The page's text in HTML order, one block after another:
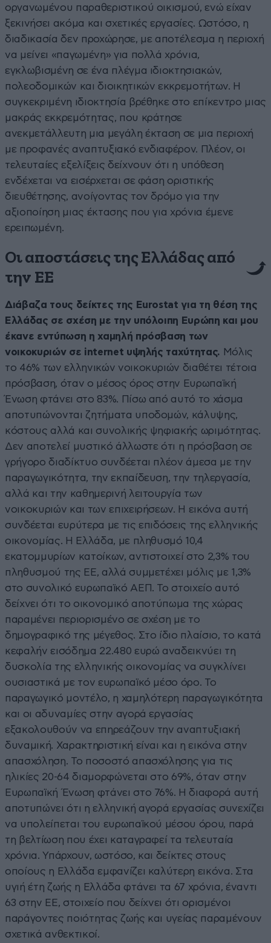
οργανωμένου παραθεριστικού οικισμού, ενώ είχαν
ξεκινήσει ακόμα και σχετικές εργασίες. Ωστόσο, η
διαδικασία δεν προχώρησε, με αποτέλεσμα η περιοχή
να μείνει «παγωμένη» για πολλά χρόνια,
εγκλωβισμένη σε ένα πλέγμα ιδιοκτησιακών,
πολεοδομικών και διοικητικών εκκρεμοτήτων. Η
συγκεκριμένη ιδιοκτησία βρέθηκε στο επίκεντρο μιας
μακράς εκκρεμότητας, που κράτησε
ανεκμετάλλευτη μια μεγάλη έκταση σε μια περιοχή
με προφανές αναπτυξιακό ενδιαφέρον. Πλέον, οι
τελευταίες εξελίξεις δείχνουν ότι η υπόθεση
ενδέχεται να εισέρχεται σε φάση οριστικής
διευθέτησης, ανοίγοντας τον δρόμο για την
αξιοποίηση μιας έκτασης που για χρόνια έμενε
ερειπωμένη.
Οι αποστάσεις της Ελλάδας από
την ΕΕ
Διάβαζα τους δείκτες της Eurostat για τη θέση της
Ελλάδας σε σχέση με την υπόλοιπη Ευρώπη και μου
έκανε εντύπωση η χαμηλή πρόσβαση των
νοικοκυριών σε internet υψηλής ταχύτητας. Μόλις
το 46% των ελληνικών νοικοκυριών διαθέτει τέτοια
πρόσβαση, όταν ο μέσος όρος στην Ευρωπαϊκή
Ένωση φτάνει στο 83%. Πίσω από αυτό το χάσμα
αποτυπώνονται ζητήματα υποδομών, κάλυψης,
κόστους αλλά και συνολικής ψηφιακής ωριμότητας.
Δεν αποτελεί μυστικό άλλωστε ότι η πρόσβαση σε
γρήγορο διαδίκτυο συνδέεται πλέον άμεσα με την
παραγωγικότητα, την εκπαίδευση, την τηλεργασία,
αλλά και την καθημερινή λειτουργία των
νοικοκυριών και των επιχειρήσεων. Η εικόνα αυτή
συνδέεται ευρύτερα με τις επιδόσεις της ελληνικής
οικονομίας. Η Ελλάδα, με πληθυσμό 10,4
εκατομμυρίων κατοίκων, αντιστοιχεί στο 2,3% του
πληθυσμού της ΕΕ, αλλά συμμετέχει μόλις με 1,3%
στο συνολικό ευρωπαϊκό ΑΕΠ. Το στοιχείο αυτό
δείχνει ότι το οικονομικό αποτύπωμα της χώρας
παραμένει περιορισμένο σε σχέση με το
δημογραφικό της μέγεθος. Στο ίδιο πλαίσιο, το κατά
κεφαλήν εισόδημα 22.480 ευρώ αναδεικνύει τη
δυσκολία της ελληνικής οικονομίας να συγκλίνει
ουσιαστικά με τον ευρωπαϊκό μέσο όρο. Το
παραγωγικό μοντέλο, η χαμηλότερη παραγωγικότητα
και οι αδυναμίες στην αγορά εργασίας
εξακολουθούν να επηρεάζουν την αναπτυξιακή
δυναμική. Χαρακτηριστική είναι και η εικόνα στην
απασχόληση. Το ποσοστό απασχόλησης για τις
ηλικίες 20-64 διαμορφώνεται στο 69%, όταν στην
Ευρωπαϊκή Ένωση φτάνει στο 76%. Η διαφορά αυτή
αποτυπώνει ότι η ελληνική αγορά εργασίας συνεχίζει
να υπολείπεται του ευρωπαϊκού μέσου όρου, παρά
τη βελτίωση που έχει καταγραφεί τα τελευταία
χρόνια. Υπάρχουν, ωστόσο, και δείκτες στους
οποίους η Ελλάδα εμφανίζει καλύτερη εικόνα. Στα
υγιή έτη ζωής η Ελλάδα φτάνει τα 67 χρόνια, έναντι
63 στην ΕΕ, στοιχείο που δείχνει ότι ορισμένοι
παράγοντες ποιότητας ζωής και υγείας παραμένουν
σχετικά ανθεκτικοί.